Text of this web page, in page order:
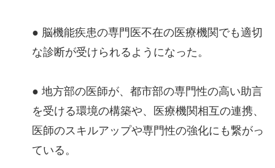
● 脳機能疾患の専門医不在の医療機関でも適切
な診断が受けられるようになった。
● 地方部の医師が、都市部の専門性の高い助言
を受ける環境の構築や、医療機関相互の連携、
医師のスキルアップや専門性の強化にも繋がっ
ている。